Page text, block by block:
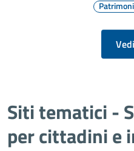
Siti tematici -
per cittadini e